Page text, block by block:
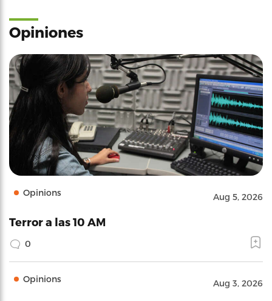
Opiniones
Opinions Aug 5, 2026
Terror a las 10 AM
0
Opinions Aug 3, 2026